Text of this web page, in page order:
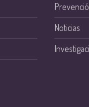
Noticias